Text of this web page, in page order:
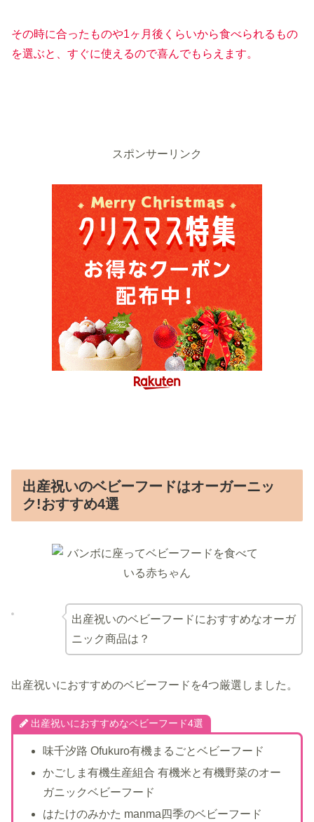
その時に合ったものや1ヶ月後くらいから食べられるもの
を選ぶと、すぐに使えるので喜んでもらえます。
スポンサーリンク
出産祝いのベビーフードはオーガーニッ
ク!おすすめ4選
出産祝いのベビーフードにおすすめなオーガ
ニック商品は？
出産祝いにおすすめのベビーフードを4つ厳選しました。
出産祝いにおすすめなベビーフード4選
味千汐路 Ofukuro有機まるごとベビーフード
かごしま有機生産組合 有機米と有機野菜のオー
ガニックベビーフード
はたけのみかた manma四季のベビーフード